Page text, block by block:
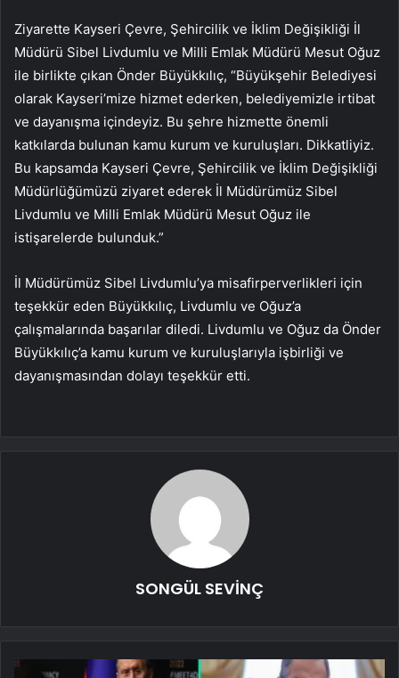
Ziyarette Kayseri Çevre, Şehircilik ve İklim Değişikliği İl
Müdürü Sibel Livdumlu ve Milli Emlak Müdürü Mesut Oğuz
ile birlikte çıkan Önder Büyükkılıç, “Büyükşehir Belediyesi
olarak Kayseri’mize hizmet ederken, belediyemizle irtibat
ve dayanışma içindeyiz. Bu şehre hizmette önemli
katkılarda bulunan kamu kurum ve kuruluşları. Dikkatliyiz.
Bu kapsamda Kayseri Çevre, Şehircilik ve İklim Değişikliği
Müdürlüğümüzü ziyaret ederek İl Müdürümüz Sibel
Livdumlu ve Milli Emlak Müdürü Mesut Oğuz ile
istişarelerde bulunduk.”
İl Müdürümüz Sibel Livdumlu’ya misafirperverlikleri için
teşekkür eden Büyükkılıç, Livdumlu ve Oğuz’a
çalışmalarında başarılar diledi. Livdumlu ve Oğuz da Önder
Büyükkılıç’a kamu kurum ve kuruluşlarıyla işbirliği ve
dayanışmasından dolayı teşekkür etti.
SONGÜL SEVİNÇ